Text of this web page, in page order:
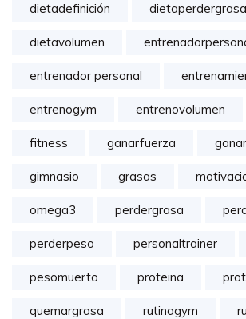
dietadefinición dietaperdergrasa
dietavolumen
entrenador personal
entrenogym entrenovolumen
fitness ganarfuerza
gimnasio grasas
omega3 perdergrasa
perderpeso personaltrainer
pesomuerto proteina
quemargrasa rutinagym